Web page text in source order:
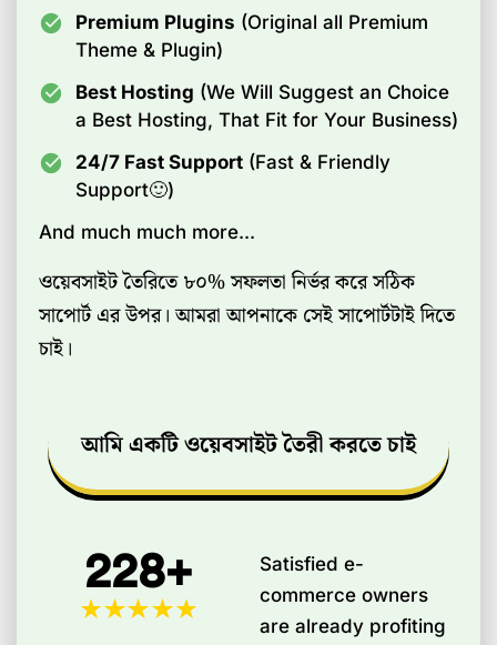
Premium Plugins (Original all Premium
Theme & Plugin)
Best Hosting (We Will Suggest an Choice
a Best Hosting, That Fit for Your Business)
24/7 Fast Support(Fast & Friendly
Support🙂)
And much much more...
ওয়েবসাইট তৈরিতে ৮০% সফলতা নির্ভর করে সঠিক
সাপোর্ট এর উপর। আমরা আপনাকে সেই সাপোর্টটাই দিতে
চাই।
আমি একটি ওয়েবসাইট তৈরী করতে চাই
228+
Satisfied e-
commerce owners
are already profiting